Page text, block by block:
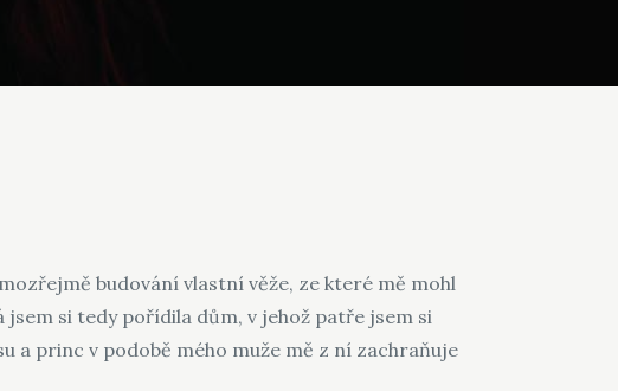
budování vlastní věže, ze které mě mohl
si tedy pořídila dům, v jehož patře jsem si
a princ v podobě mého muže mě z ní zachraňuje